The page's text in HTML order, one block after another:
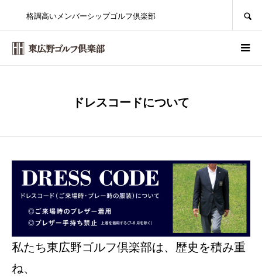
格調高いメンバーシップゴルフ倶楽部
ドレスコードについて
私たち東広野ゴルフ倶楽部は、歴史を積み重
ね、